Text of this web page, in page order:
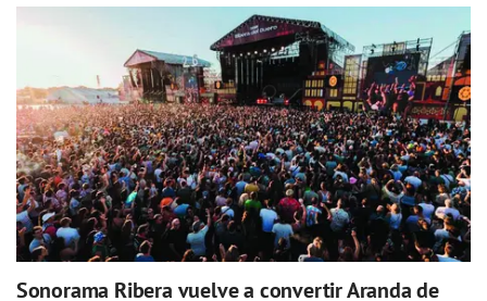
Sonorama Ribera vuelve a convertir Aranda de